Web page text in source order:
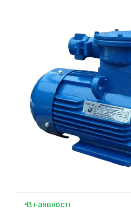
В наявності